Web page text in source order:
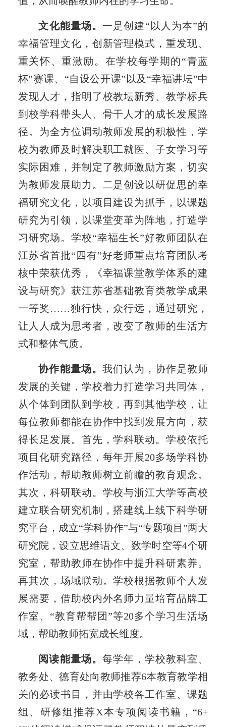
文化能量场。 一是创建“以人为本”的
幸福管理文化，创新管理模式，重发现、
重关怀、重激励。在学校每学期的“青蓝
杯”赛课、“自设公开课”以及“幸福讲坛”中
发现人才，指明了校教坛新秀、教学标兵
到校学科带头人、骨干人才的成长发展路
径。为全方位调动教师发展的积极性，学
校为教师及时解决职工就医、子女学习等
实际困难，并制定了教师激励方案，切实
为教师发展助力。二是创设以研促思的幸
福研究文化，以项目建设为抓手，以课题
研究为引领，以课堂变革为阵地，打造学
习研究场。学校“幸福生长”好教师团队在
江苏省首批“四有”好老师重点培育团队考
核中荣获优秀，《幸福课堂教学体系的建
设与研究》获江苏省基础教育类教学成果
一等奖……独行快，众行远，通过研究，
让人人成为思考者，改变了教师的生活方
式和整体气质。
协作能量场。 我们认为，协作是教师
发展的关键，学校着力打造学习共同体，
从个体到团队到学校，再到其他学校，让
每位教师都能在协作中找到发展方向，获
得长足发展。首先，学科联动。学校依托
项目化研究路径，每年开展20多场学科协
作活动，帮助教师树立前瞻的教育观念。
其次，科研联动。学校与浙江大学等高校
建立联合研究机制，搭建线上线下科学研
究平台，成立“学科协作”与“专题项目”两大
研究院，设立思维语文、数学时空等4个研
究室，帮助教师在协作中提升科研素养。
再其次，场域联动。学校根据教师个人发
展需要，借助校内外名师力量培育品牌工
作室、“教育帮帮团”等20多个学习生活场
域，帮助教师拓宽成长维度。
阅读能量场。 每学年，学校教科室、
教务处、德育处向教师推荐6本教育教学相
关的必读书目，并由学校各工作室、课题
组、研修组推荐X本专项阅读书籍，“6+